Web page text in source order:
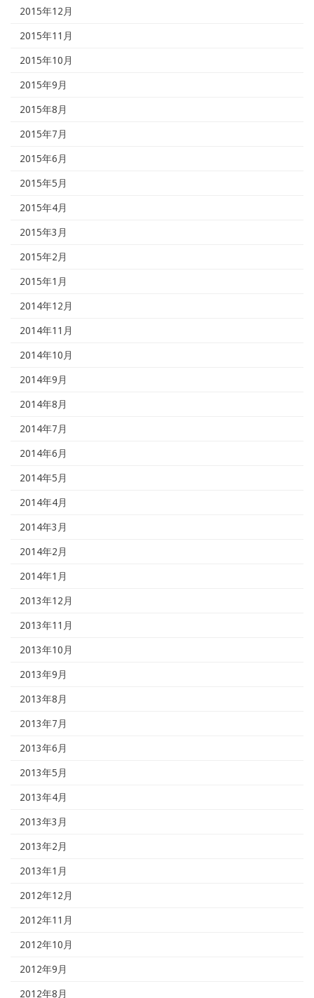
2015年12月
2015年11月
2015年10月
2015年9月
2015年8月
2015年7月
2015年6月
2015年5月
2015年4月
2015年3月
2015年2月
2015年1月
2014年12月
2014年11月
2014年10月
2014年9月
2014年8月
2014年7月
2014年6月
2014年5月
2014年4月
2014年3月
2014年2月
2014年1月
2013年12月
2013年11月
2013年10月
2013年9月
2013年8月
2013年7月
2013年6月
2013年5月
2013年4月
2013年3月
2013年2月
2013年1月
2012年12月
2012年11月
2012年10月
2012年9月
2012年8月